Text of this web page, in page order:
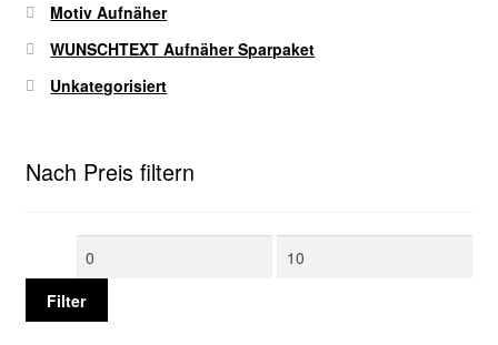
Motiv Aufnäher
WUNSCHTEXT Aufnäher Sparpaket
Unkategorisiert
Nach Preis filtern
Min.
Max.
Filter